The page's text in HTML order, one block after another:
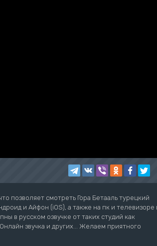
позволяет смотреть Гора Бетааль турецкий
и Айфон (iOS), а также на пк и телевизоре
в русском озвучке от таких студий как
звучка и других... Желаем приятного